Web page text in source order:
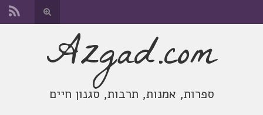
החלף
טופסAzgad.com
ספרות, אמנות, תרבות, סגנון חיים